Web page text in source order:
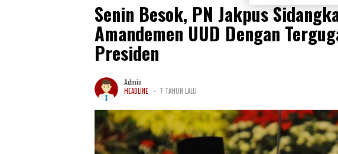
Senin Besok, PN Jakpus
Amandemen UUD Dengan
Presiden
Admin
HEADLINE - 7 TAHUN LALU